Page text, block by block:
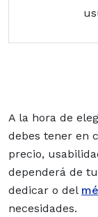
A la hora de
debes tener en
precio,
dependerá de tu
dedicar o del
necesidades.